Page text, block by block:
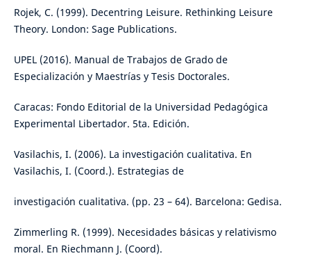
Rojek, C. (1999). Decentring Leisure. Rethinking Leisure
Theory. London: Sage Publications.
UPEL (2016). Manual de Trabajos de Grado de
Especialización y Maestrías y Tesis Doctorales.
Caracas: Fondo Editorial de la Universidad Pedagógica
Experimental Libertador. 5ta. Edición.
Vasilachis, I. (2006). La investigación cualitativa. En
Vasilachis, I. (Coord.). Estrategias de
investigación cualitativa. (pp. 23 – 64). Barcelona: Gedisa.
Zimmerling R. (1999). Necesidades básicas y relativismo
moral. En Riechmann J. (Coord).